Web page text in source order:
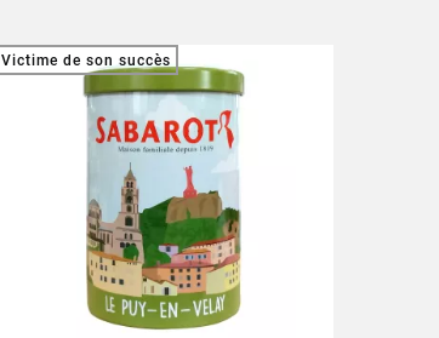
Victime de son succès